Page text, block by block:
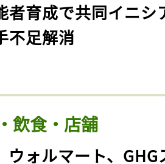
者育成で共同イニシ
不足解消
飲食・店舗
ウォルマート、GHG